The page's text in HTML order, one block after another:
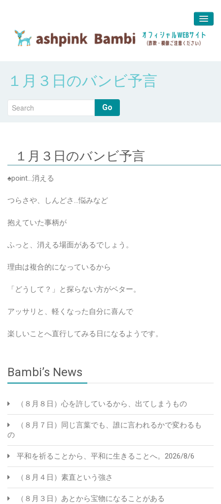
about us
堀江 真代
１月３日のバンビ予言
Go
１月３日のバンビ予言
♠point…消える
つらさや、しんどさ…悩みなど
抱えていた事柄が
ふっと、消える場面があるでしょう。
理由は複合的になっているから
「どうして？」と探らない方がベター。
アッサリと、軽くなった自分に喜んで
楽しいことへ直行してみる日になるようです。
Bambi’s News
（８月８日）心を許しているから、出てしまうもの
（８月７日）同じ言葉でも、誰に言われるかで変わるも
の
平和を祈ることから、平和に生きることへ。2026/8/6
（８月４日）素直という強さ
（８月３日）あとから宝物になることがある